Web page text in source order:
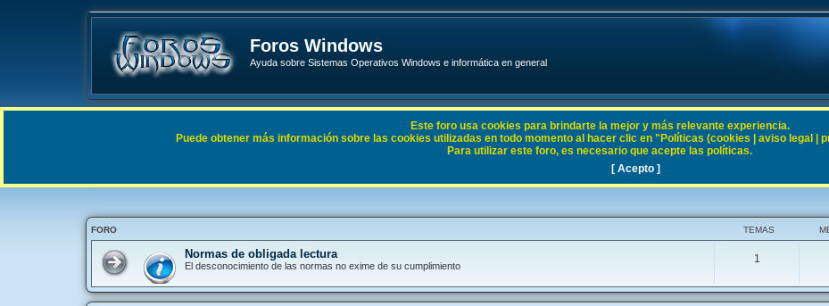
Foros Windows
Ayuda sobre Sistemas Operativos Windows e informática en general
Enlaces rápidos FAQ
FORO TEMAS
Normas de obligada lectura
El desconocimiento de las normas no exime de su cumplimiento
1
Este foro usa cookies para brindarte la mejor y más relevante experiencia.
Puede obtener más información sobre las cookies utilizadas en todo momento al hacer clic en "Políticas (cookies | aviso legal |
Para utilizar este foro, es necesario que acepte las políticas.
[ Acepto ]